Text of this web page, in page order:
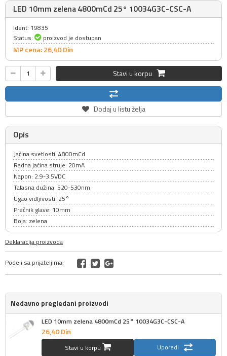
LED 10mm zelena 4800mCd 25° 10034G3C-CSC-A
Ident: 19835
Status:
proizvod je dostupan
MP cena: 26,40Din
Stavi u korpu
Dodaj u listu želja
Opis
Jačina svetlosti: 4800mCd
Radna jačina struje: 20mA
Napon: 2.9-3.5VDC
Talasna dužina: 520-530nm
Ugao vidljivosti: 25°
Prečnik glave: 10mm
Boja: zelena
Deklaracija proizvoda
Podeli sa prijateljima:
Nedavno pregledani proizvodi
LED 10mm zelena 4800mCd 25° 10034G3C-CSC-A
26,40Din
Stavi u korpu Uporedi